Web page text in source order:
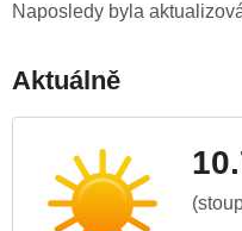
Naposledy byla
Aktuálně